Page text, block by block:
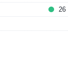
26